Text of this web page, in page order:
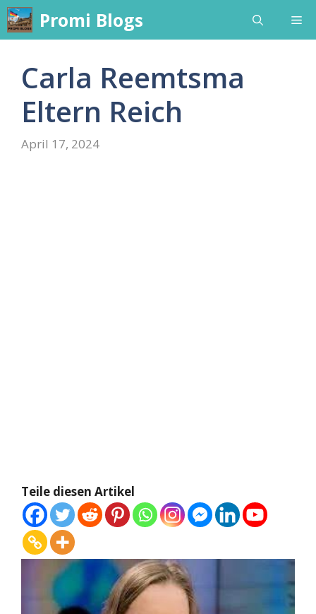
Skip
to
content
Promi Blogs
Carla Reemtsma
Eltern Reich
April 17, 2024
Teile diesen Artikel